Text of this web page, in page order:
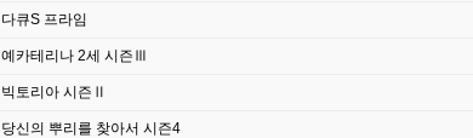
다큐S 프라임
예카테리나 2세 시즌Ⅲ
빅토리아 시즌Ⅱ
당신의 뿌리를 찾아서 시즌4